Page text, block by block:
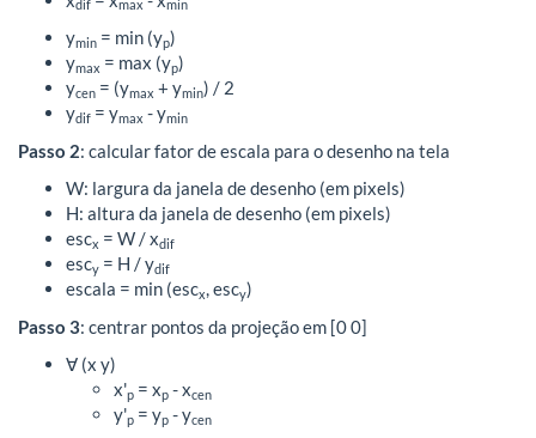
dif max min
ymin = min (yp)
ymax = max (yp)
ycen = (ymax + ymin) / 2
ydif = ymax - ymin
Passo 2: calcular fator de escala para o desenho na tela
W: largura da janela de desenho (em pixels)
H: altura da janela de desenho (em pixels)
escx = W / xdif
escy = H / ydif
escala = min (escx, escy)
Passo 3: centrar pontos da projeção em [0 0]
∀ (x y)
x'p = xp - xcen
y'p = yp - ycen